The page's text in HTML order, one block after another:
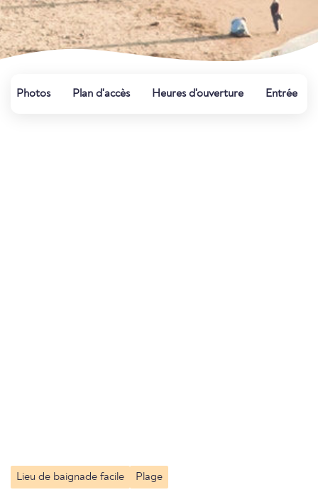
Photos Plan d'accès Heures d'ouverture Entrée
Lieu de baignade facile Plage